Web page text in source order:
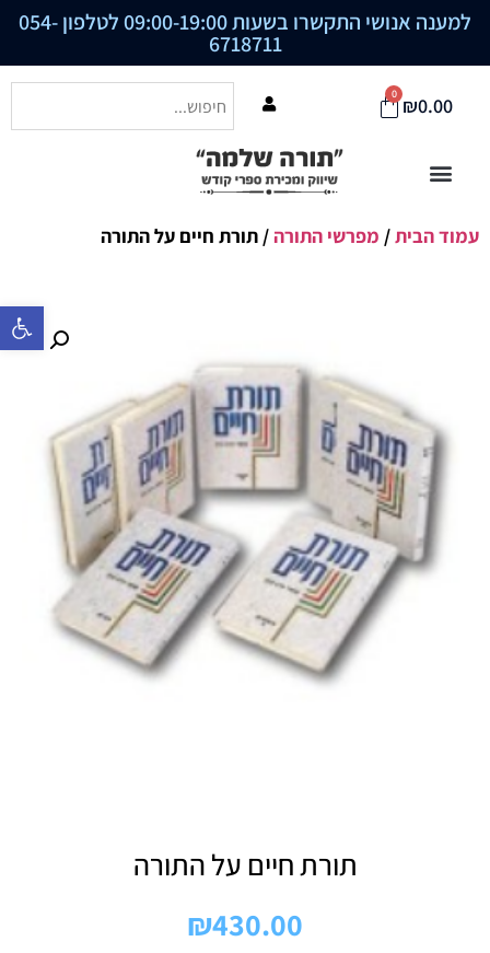
פתח סרגל
למענה אנושי התקשרו בשעות 09:00-19:00 לטלפון 054-
6718711
₪0.00
0
עמוד הבית/ מפרשי התורה/ תורת חיים על התורה
תורת חיים על התורה
₪430.00